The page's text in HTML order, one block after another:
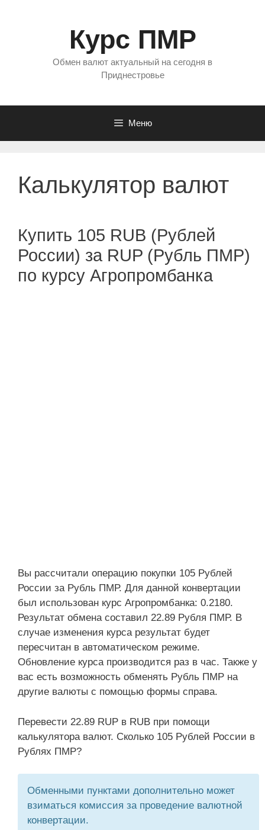
Курс ПМР
Обмен валют актуальный на сегодня в
Приднестровье
Меню
Калькулятор валют
Купить 105 RUB (Рублей
России) за RUP (Рубль ПМР)
по курсу Агропромбанка
Вы рассчитали операцию покупки 105 Рублей
России за Рубль ПМР. Для данной конвертации
был использован курс Агропромбанка: 0.2180.
Результат обмена составил 22.89 Рубля ПМР. В
случае изменения курса результат будет
пересчитан в автоматическом режиме.
Обновление курса производится раз в час. Также у
вас есть возможность обменять Рубль ПМР на
другие валюты с помощью формы справа.
Перевести 22.89 RUP в RUB при помощи
калькулятора валют. Сколько 105 Рублей России в
Рублях ПМР?
Обменными пунктами дополнительно может
взиматься комиссия за проведение валютной
конвертации.